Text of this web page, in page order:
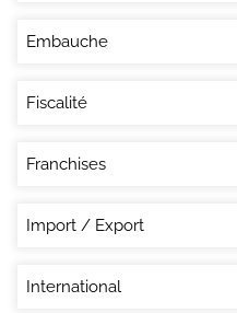
Embauche
Fiscalité
Franchises
Import / Export
International